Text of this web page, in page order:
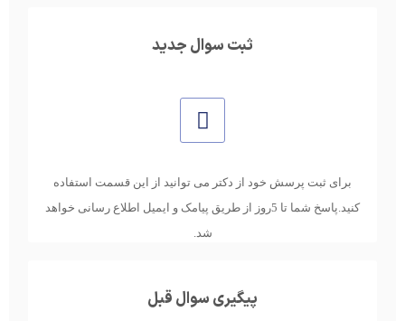
ثبت سوال جدید
برای ثبت پرسش خود از دکتر می توانید از این قسمت استفاده
کنید.پاسخ شما تا 5روز از طریق پیامک و ایمیل اطلاع رسانی خواهد
شد.
پیگیری سوال قبل